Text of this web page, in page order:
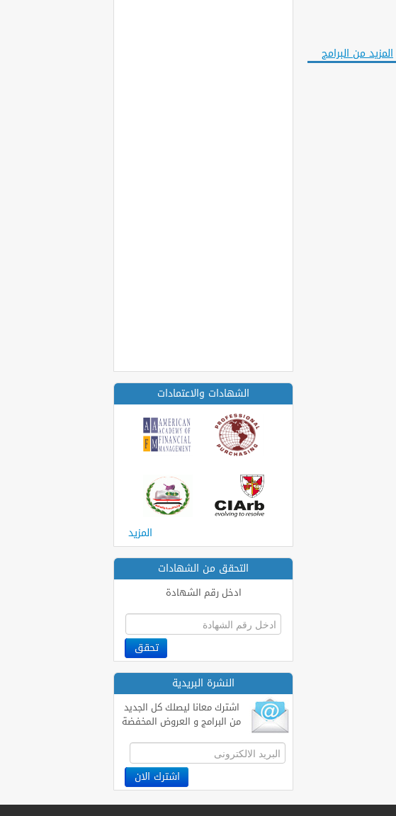
المزيد من البرامج
الشهادات والاعتمادات
المزيد
التحقق من الشهادات
ادخل رقم الشهادة
النشرة البريدية
اشترك معانا ليصلك كل الجديد
من البرامج و العروض المخفضة